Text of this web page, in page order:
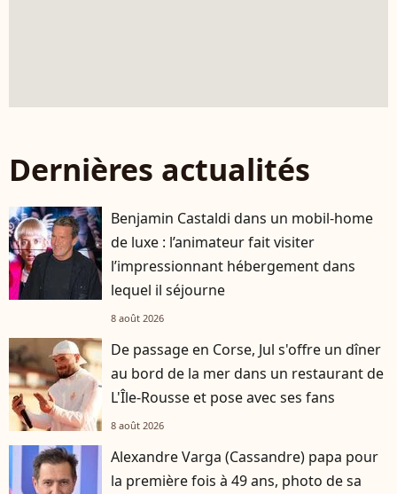
Dernières actualités
Benjamin Castaldi dans un mobil-home
de luxe : l’animateur fait visiter
l’impressionnant hébergement dans
lequel il séjourne
8 août 2026
De passage en Corse, Jul s'offre un dîner
au bord de la mer dans un restaurant de
L'Île-Rousse et pose avec ses fans
8 août 2026
Alexandre Varga (Cassandre) papa pour
la première fois à 49 ans, photo de sa